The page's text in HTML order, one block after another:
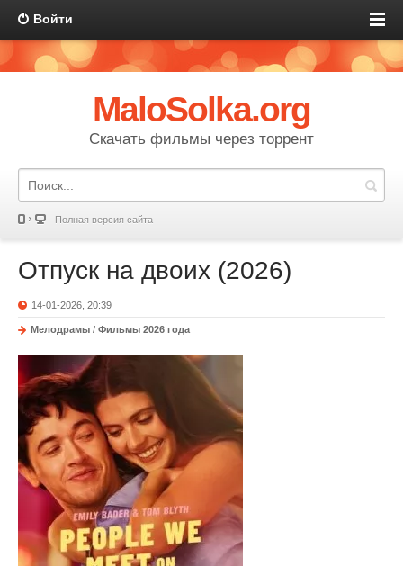
Войти
MaloSolka.org
Скачать фильмы через торрент
Полная версия сайта
Отпуск на двоих (2026)
14-01-2026, 20:39
Мелодрамы / Фильмы 2026 года